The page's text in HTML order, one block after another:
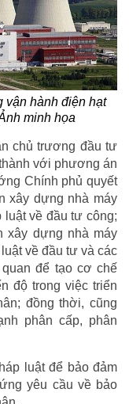
vận hành điện hạt
minh họa
chủ trương đầu tư
với phương án
Chính phủ quyết
xây dựng nhà máy
luật về đầu tư công;
xây dựng nhà máy
về đầu tư và các
để tạo cơ chế
độ trong việc triển
đồng thời, cũng
phân cấp, phân
luật để bảo đảm
yêu cầu về bảo